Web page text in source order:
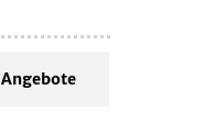
Angebote